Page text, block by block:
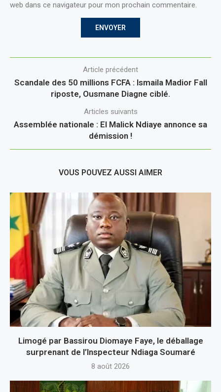
web dans ce navigateur pour mon prochain commentaire.
Article précédent
Scandale des 50 millions FCFA : Ismaila Madior Fall
riposte, Ousmane Diagne ciblé.
Articles suivants
Assemblée nationale : El Malick Ndiaye annonce sa
démission !
VOUS POUVEZ AUSSI AIMER
Limogé par Bassirou Diomaye Faye, le déballage
surprenant de l’Inspecteur Ndiaga Soumaré
8 août 2026